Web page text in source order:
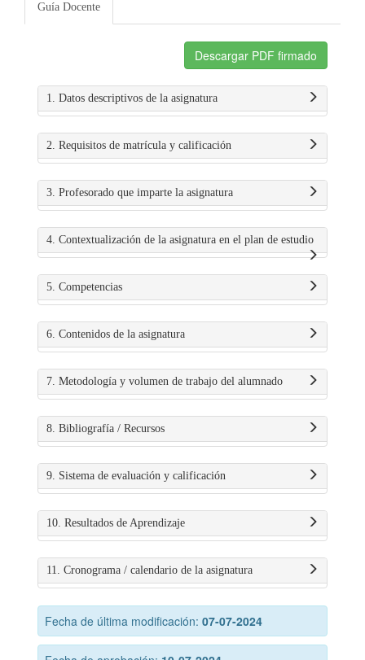
Guía Docente
Descargar PDF firmado
1. Datos descriptivos de la asignatura
2. Requisitos de matrícula y calificación
3. Profesorado que imparte la asignatura
4. Contextualización de la asignatura en el plan de estudio
5. Competencias
6. Contenidos de la asignatura
7. Metodología y volumen de trabajo del alumnado
8. Bibliografía / Recursos
9. Sistema de evaluación y calificación
10. Resultados de Aprendizaje
11. Cronograma / calendario de la asignatura
Fecha de última modificación: 07-07-2024